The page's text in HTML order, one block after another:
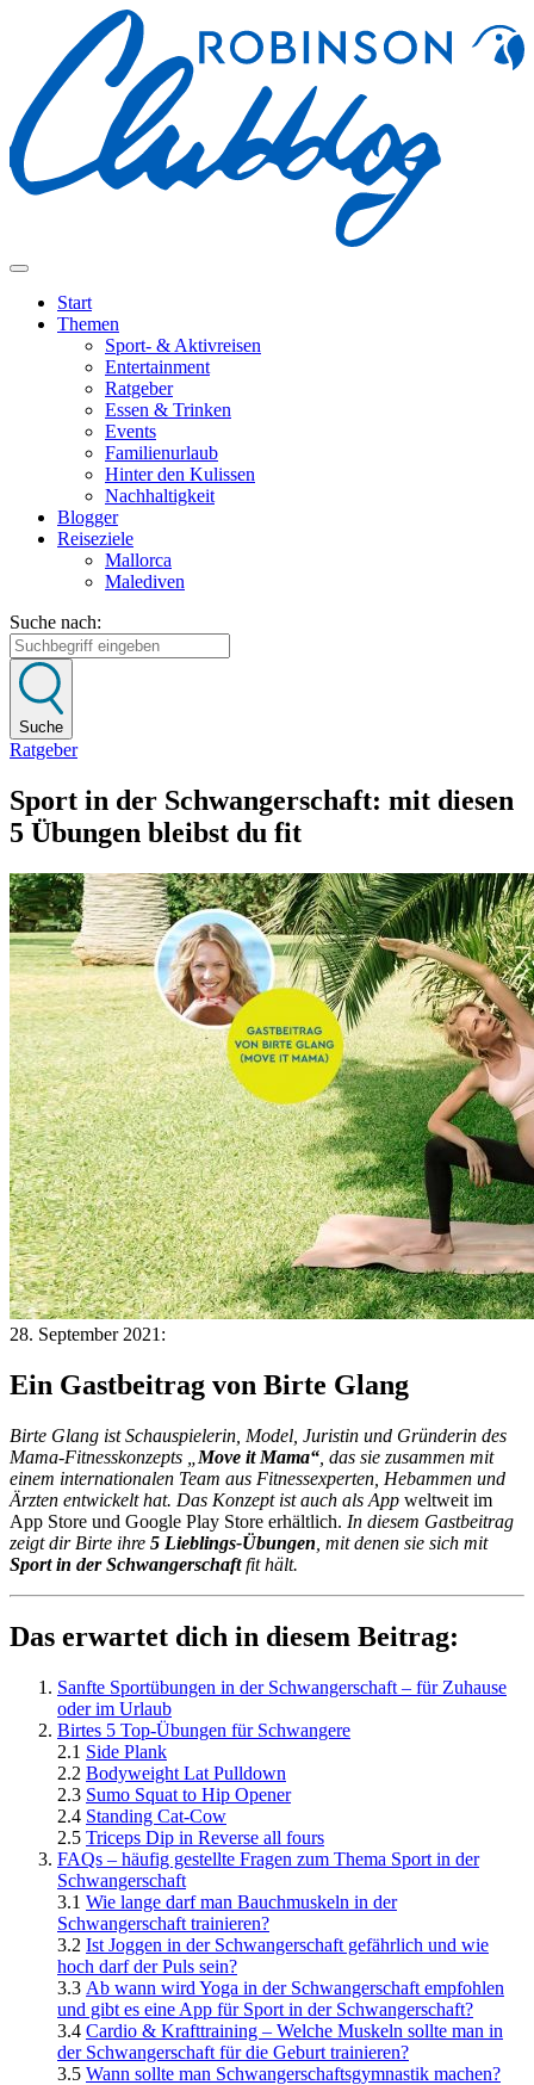
Start
Themen
Sport- & Aktivreisen
Entertainment
Ratgeber
Essen & Trinken
Events
Familienurlaub
Hinter den Kulissen
Nachhaltigkeit
Blogger
Reiseziele
Mallorca
Malediven
Suche nach:
Suche
Ratgeber
Sport in der Schwangerschaft: mit diesen
5 Übungen bleibst du fit
28. September 2021:
Ein Gastbeitrag von Birte Glang
Birte Glang ist Schauspielerin, Model, Juristin und Gründerin des
Mama-Fitnesskonzepts „ Move it Mama“ , das sie zusammen mit
einem internationalen Team aus Fitnessexperten, Hebammen und
Ärzten entwickelt hat. Das Konzept ist auch als App weltweit im
App Store und Google Play Store erhältlich. In diesem Gastbeitrag
zeigt dir Birte ihre 5 Lieblings-Übungen , mit denen sie sich mit
Sport in der Schwangerschaftfit hält.
Das erwartet dich in diesem Beitrag:
Sanfte Sportübungen in der Schwangerschaft – für Zuhause
oder im Urlaub
Birtes 5 Top-Übungen für Schwangere
2.1 Side Plank
2.2 Bodyweight Lat Pulldown
2.3 Sumo Squat to Hip Opener
2.4 Standing Cat-Cow
2.5 Triceps Dip in Reverse all fours
FAQs – häufig gestellte Fragen zum Thema Sport in der
Schwangerschaft
3.1 Wie lange darf man Bauchmuskeln in der
Schwangerschaft trainieren?
3.2 Ist Joggen in der Schwangerschaft gefährlich und wie
hoch darf der Puls sein?
3.3 Ab wann wird Yoga in der Schwangerschaft empfohlen
und gibt es eine App für Sport in der Schwangerschaft?
3.4 Cardio & Krafttraining – Welche Muskeln sollte man in
der Schwangerschaft für die Geburt trainieren?
3.5 Wann sollte man Schwangerschaftsgymnastik machen?